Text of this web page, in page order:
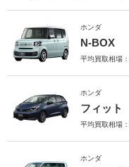
ホンダ
N-BOX
平均買取相場：
ホンダ
フィット
平均買取相場：
ホンダ